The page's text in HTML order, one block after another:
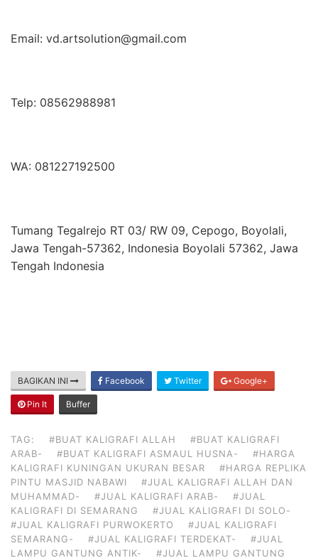
Email: vd.artsolution@gmail.com
Telp: 08562988981
WA: 081227192500
Tumang Tegalrejo RT 03/ RW 09, Cepogo, Boyolali,
Jawa Tengah-57362, Indonesia Boyolali 57362, Jawa
Tengah Indonesia
BAGIKAN INI Facebook Twitter Google+
Pin It Buffer
TAG: #BUAT KALIGRAFI ALLAH
#BUAT KALIGRAFI
ARAB-
#BUAT KALIGRAFI ASMAUL HUSNA-
#HARGA
KALIGRAFI KUNINGAN UKURAN BESAR
#HARGA REPLIKA
PINTU MASJID NABAWI
#JUAL KALIGRAFI ALLAH DAN
MUHAMMAD-
#JUAL KALIGRAFI ARAB-
#JUAL
KALIGRAFI DI SEMARANG
#JUAL KALIGRAFI DI SOLO-
#JUAL KALIGRAFI PURWOKERTO
#JUAL KALIGRAFI
SEMARANG-
#JUAL KALIGRAFI TERDEKAT-
#JUAL
LAMPU GANTUNG ANTIK-
#JUAL LAMPU GANTUNG